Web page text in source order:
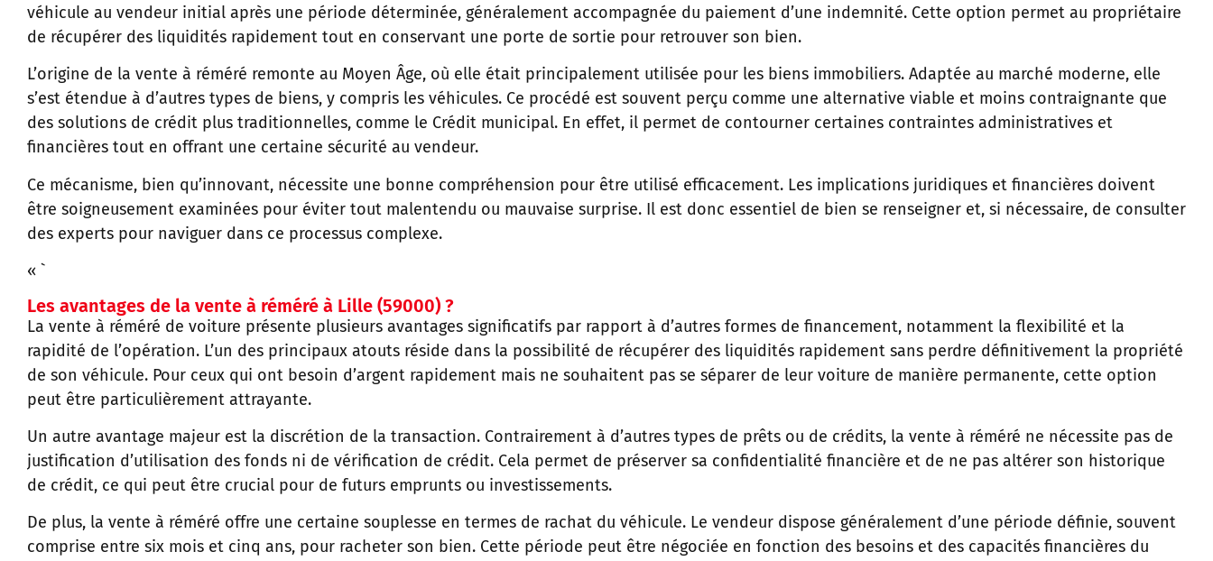
véhicule au vendeur initial après une période déterminée, généralement accompagnée du paiement d’une indemnité. Cette option permet au propriétaire
de récupérer des liquidités rapidement tout en conservant une porte de sortie pour retrouver son bien.
L’origine de la vente à réméré remonte au Moyen Âge, où elle était principalement utilisée pour les biens immobiliers. Adaptée au marché moderne, elle
s’est étendue à d’autres types de biens, y compris les véhicules. Ce procédé est souvent perçu comme une alternative viable et moins contraignante que
des solutions de crédit plus traditionnelles, comme le Crédit municipal. En effet, il permet de contourner certaines contraintes administratives et
financières tout en offrant une certaine sécurité au vendeur.
Ce mécanisme, bien qu’innovant, nécessite une bonne compréhension pour être utilisé efficacement. Les implications juridiques et financières doivent
être soigneusement examinées pour éviter tout malentendu ou mauvaise surprise. Il est donc essentiel de bien se renseigner et, si nécessaire, de consulter
des experts pour naviguer dans ce processus complexe.
« `
Les avantages de la vente à réméré à Lille (59000) ?
La vente à réméré de voiture présente plusieurs avantages significatifs par rapport à d’autres formes de financement, notamment la flexibilité et la
rapidité de l’opération. L’un des principaux atouts réside dans la possibilité de récupérer des liquidités rapidement sans perdre définitivement la propriété
de son véhicule. Pour ceux qui ont besoin d’argent rapidement mais ne souhaitent pas se séparer de leur voiture de manière permanente, cette option
peut être particulièrement attrayante.
Un autre avantage majeur est la discrétion de la transaction. Contrairement à d’autres types de prêts ou de crédits, la vente à réméré ne nécessite pas de
justification d’utilisation des fonds ni de vérification de crédit. Cela permet de préserver sa confidentialité financière et de ne pas altérer son historique
de crédit, ce qui peut être crucial pour de futurs emprunts ou investissements.
De plus, la vente à réméré offre une certaine souplesse en termes de rachat du véhicule. Le vendeur dispose généralement d’une période définie, souvent
comprise entre six mois et cinq ans, pour racheter son bien. Cette période peut être négociée en fonction des besoins et des capacités financières du